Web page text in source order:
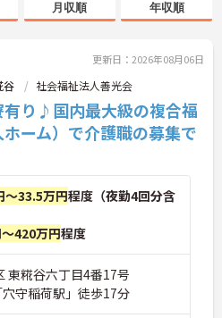
月収順 年収順
更新日：2026年08月06日
谷 社会福祉法人善光会
有り♪国内最大級の複合福
ーム）で介護職の募集で
～33.5万円程度（夜勤4回分含
420万円程度
東糀谷六丁目4番17号
守稲荷駅」徒歩17分